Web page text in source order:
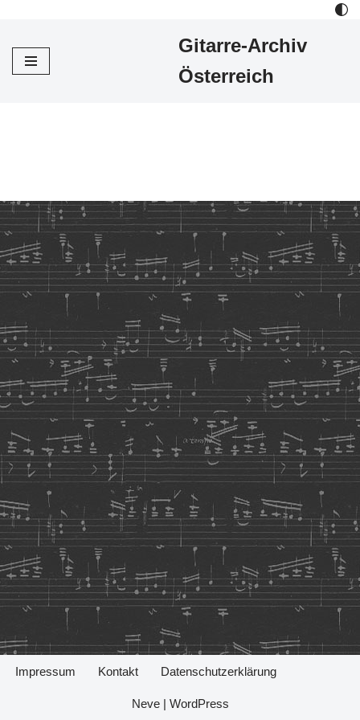
Inhalt
Gitarre-Archiv
Österreich
Impressum Kontakt Datenschutzerklärung
Neve| WordPress